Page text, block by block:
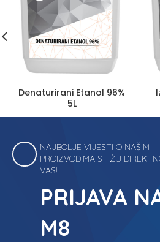
Denaturirani Etanol 96%
5L
NAJBOLJE VIJESTI O NAŠIM
PROIZVODIMA STIŽU
VAS!
PRIJAVA
M8